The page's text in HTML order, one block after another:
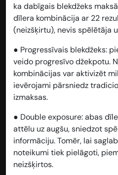
ka dabīgais blekdžeks
dīlera kombinācija ar 22
(neizšķirtu), nevis spēlētāja
● Progressīvais blekdžeks:
veido progresīvo džekpotu.
kombinācijas var aktivizēt
ievērojami pārsniedz
izmaksas.
● Double exposure:abas
attēlu uz augšu, sniedzot
informāciju. Tomēr, lai
noteikumi tiek pielāgoti,
neizšķirtos.